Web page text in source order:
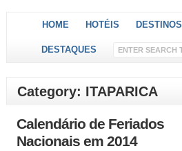
HOME HOTÉIS DESTINOS
DESTAQUES
Category: ITAPARICA
Calendário de Feriados
Nacionais em 2014